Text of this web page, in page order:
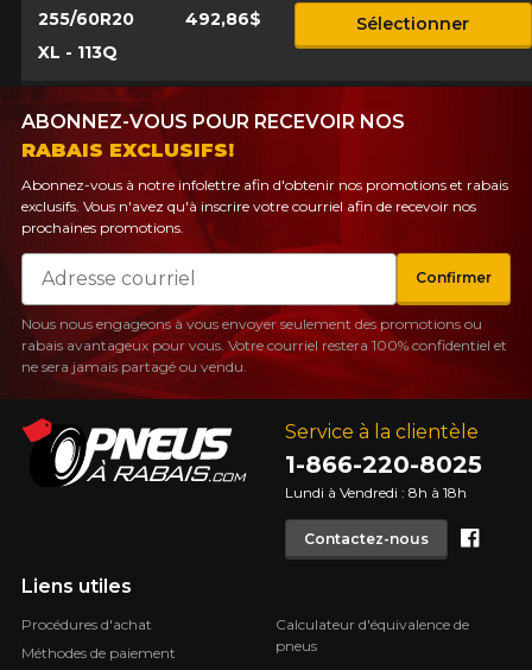
255/60R20
XL - 113Q
492,86$ Sélectionner
Service à la clientèle
1-866-220-8025
Lundi à Vendredi : 8h à 18h
Contactez-nous
Liens utiles
Procédures d'achat
Méthodes de paiement
Calculateur d'équivalence de
pneus
ABONNEZ-VOUS POUR RECEVOIR NOS
RABAIS EXCLUSIFS!
Abonnez-vous à notre infolettre afin d'obtenir nos promotions et rabais
exclusifs. Vous n'avez qu'à inscrire votre courriel afin de recevoir nos
prochaines promotions.
Courriel
Confirmer
Nous nous engageons à vous envoyer seulement des promotions ou
rabais avantageux pour vous. Votre courriel restera 100% confidentiel et
ne sera jamais partagé ou vendu.